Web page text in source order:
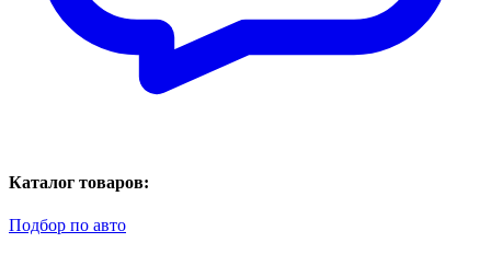
Каталог товаров:
Подбор по авто